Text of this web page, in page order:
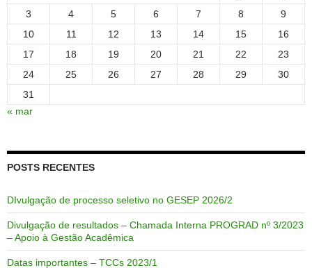
3
4 5 6 7 8
9
10
11 12 13 14 15
16
17
18 19 20 21 22
23
24
25 26 27 28 29
30
31
« mar
POSTS RECENTES
DIvulgação de processo seletivo no GESEP 2026/2
Divulgação de resultados – Chamada Interna PROGRAD nº 3/2023
– Apoio à Gestão Acadêmica
Datas importantes – TCCs 2023/1